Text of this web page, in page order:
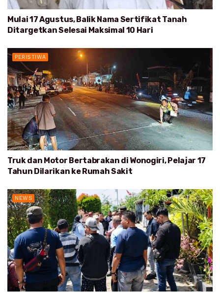
Mulai 17 Agustus, Balik Nama Sertifikat Tanah
Ditargetkan Selesai Maksimal 10 Hari
PERISTIWA
Truk dan Motor Bertabrakan di Wonogiri, Pelajar 17
Tahun Dilarikan ke Rumah Sakit
NEWS